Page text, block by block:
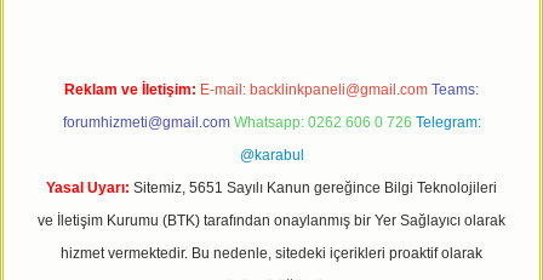
Reklam ve İletişim: E-mail: backlinkpaneli@gmail.com Teams:
forumhizmeti@gmail.com Whatsapp: 0262 606 0 726 Telegram:
@karabul
Yasal Uyarı: Sitemiz, 5651 Sayılı Kanun gereğince Bilgi Teknolojileri
ve İletişim Kurumu (BTK) tarafından onaylanmış bir Yer Sağlayıcı olarak
hizmet vermektedir. Bu nedenle, sitedeki içerikleri proaktif olarak